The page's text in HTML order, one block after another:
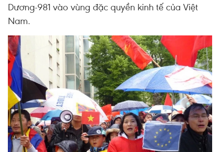
Dương-981 vào vùng đặc quyền kinh tế của Việt
Nam.